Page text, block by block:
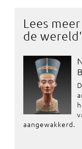
Lees
de wereld
aangewakkerd.